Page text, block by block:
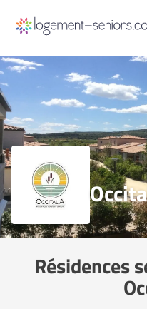
Résidences